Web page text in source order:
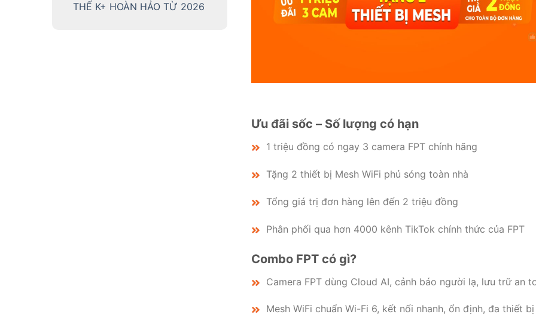
THẾ K+ HOÀN HẢO TỪ 2026
Ưu đãi sốc – Số lượng có hạn
1 triệu đồng có ngay 3 camera FPT chính hãng
Tặng 2 thiết bị Mesh WiFi phủ sóng toàn nhà
Tổng giá trị đơn hàng lên đến 2 triệu đồng
Phân phối qua hơn 4000 kênh TikTok chính thức của FPT
Combo FPT có gì?
Camera FPT dùng Cloud AI, cảnh báo người lạ, lưu trữ an
Mesh WiFi chuẩn Wi-Fi 6, kết nối nhanh, ổn định, đa thiết bị